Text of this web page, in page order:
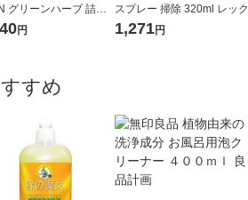
グリーンハーブ 詰め
特大 1200ml 1セット
円
スプレー 掃除 320ml レック
1,271円
すめ